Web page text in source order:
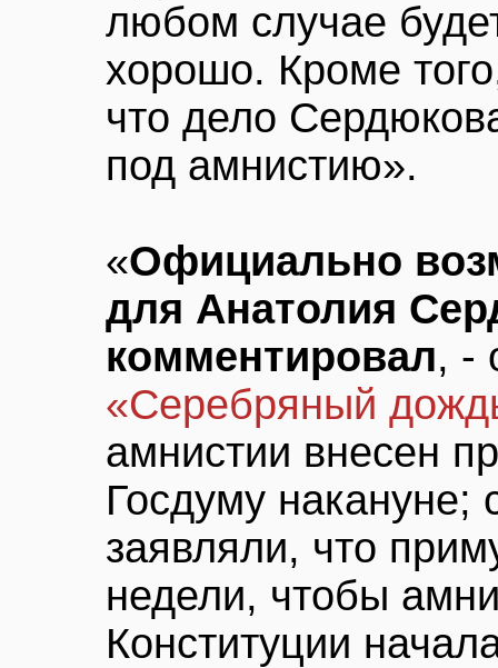
любом случае
хорошо. Кроме
что дело
под амнистию».
«Официально
для Анатолия
комментировал, -
«Серебряный
амнистии внесен
Госдуму накануне;
заявляли, что
недели, чтобы
Конституции